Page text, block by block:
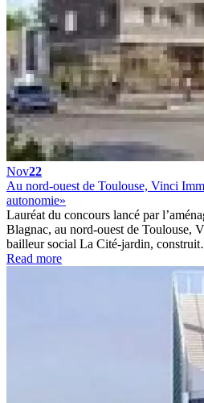
Nov22
Au nord-ouest de Toulouse, Vinci
autonomie»
Lauréat du concours lancé par
Blagnac, au nord-ouest de Toulouse,
bailleur social La Cité-jardin,
Read more